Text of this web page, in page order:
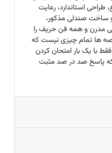
استاندارد، رعایت
ساخت صندلی مذکور،
مدرن و همه فن حریف را
ها تمام چیزی نیست که
با یک بار امتحان کردن
پاسخ صد در صد مثبت